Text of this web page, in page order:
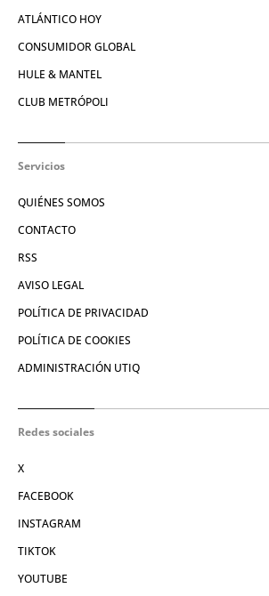
ATLÁNTICO HOY
CONSUMIDOR GLOBAL
HULE & MANTEL
CLUB METRÓPOLI
Servicios
QUIÉNES SOMOS
CONTACTO
RSS
AVISO LEGAL
POLÍTICA DE PRIVACIDAD
POLÍTICA DE COOKIES
ADMINISTRACIÓN UTIQ
Redes sociales
X
FACEBOOK
INSTAGRAM
TIKTOK
YOUTUBE